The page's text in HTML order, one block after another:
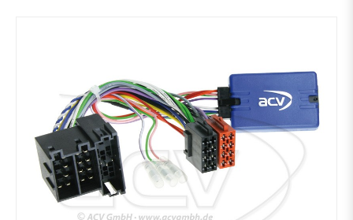
Keine Suchergebnisse gefunden.
Kategorien
Keine Suchergebnisse gefunden.